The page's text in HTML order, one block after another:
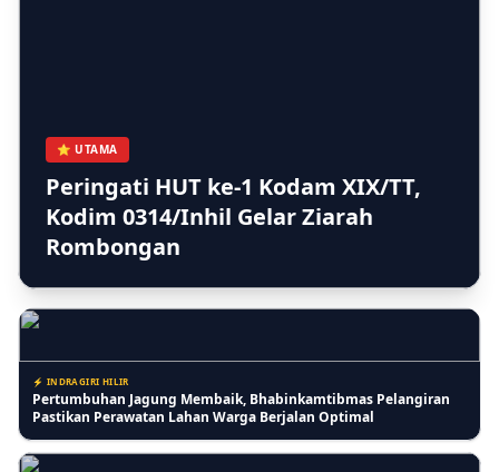
⭐ UTAMA
Peringati HUT ke-1 Kodam XIX/TT,
Kodim 0314/Inhil Gelar Ziarah
Rombongan
Kebanggaan Inhil: Shaqilla Azzahra, Siswa SDN 001 Tembilahan
42
⚡ INDRAGIRI HILIR
Pertumbuhan Jagung Membaik, Bhabinkamtibmas Pelangiran
Pastikan Perawatan Lahan Warga Berjalan Optimal